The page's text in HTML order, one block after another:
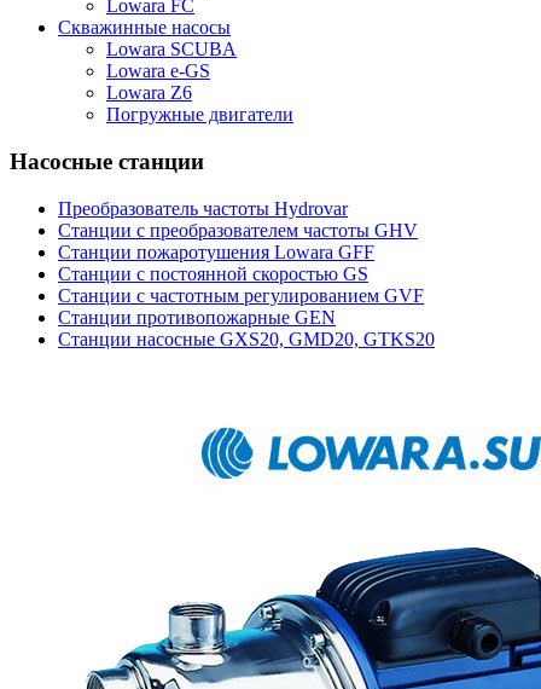
Lowara FC
Скважинные насосы
Lowara SCUBA
Lowara e-GS
Lowara Z6
Погружные двигатели
Насосные станции
Преобразователь частоты Hydrovar
Станции с преобразователем частоты GHV
Станции пожаротушения Lowara GFF
Станции с постоянной скоростью GS
Станции с частотным регулированием GVF
Станции противопожарные GEN
Станции насосные GXS20, GMD20, GTKS20